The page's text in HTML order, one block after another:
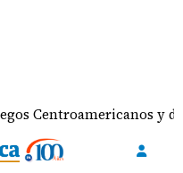
y del